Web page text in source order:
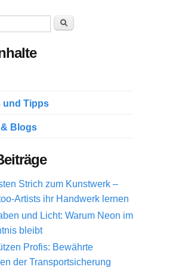
Suche
und Tipps
& Blogs
Strich zum Kunstwerk –
Artists ihr Handwerk lernen
und Licht: Warum Neon im
bleibt
Profis: Bewährte
der Transportsicherung